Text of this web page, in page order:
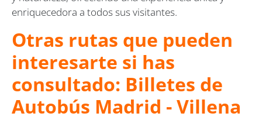
enriquecedora a todos sus visitantes.
Otras rutas que pueden
interesarte si has
consultado: Billetes de
Autobús Madrid - Villena